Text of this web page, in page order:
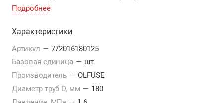
Подробнее
Характеристики
Артикул — 772016180125
Базовая единица — шт
Производитель — OLFUSE
Диаметр труб D, мм — 180